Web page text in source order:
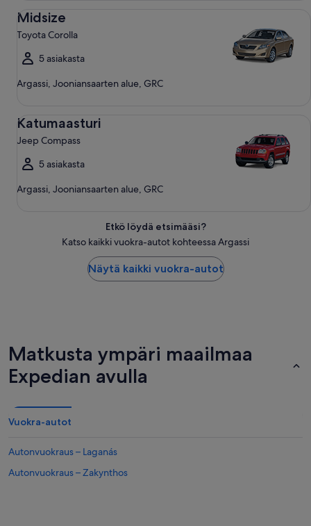
Midsize
Toyota Corolla
5 asiakasta
Argassi, Jooniansaarten alue, GRC
Katumaasturi
Jeep Compass
5 asiakasta
Argassi, Jooniansaarten alue, GRC
Etkö löydä etsimääsi?
Katso kaikki vuokra-autot kohteessa Argassi
Näytä kaikki vuokra-autot
Matkusta ympäri maailmaa
Expedian avulla
Vuokra-autot
Autonvuokraus – Laganás
Autonvuokraus – Zakynthos